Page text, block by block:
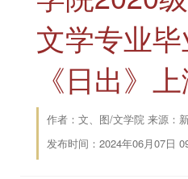
文学专业
《日出》
作者：文、图/文学院 来源：
发布时间：2024年06月07日